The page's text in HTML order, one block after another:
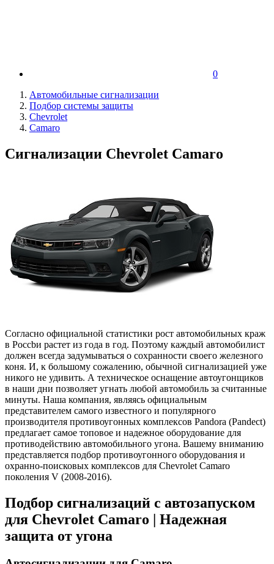
0
Автомобильные сигнализации
Подбор системы защиты
Chevrolet
Camaro
Сигнализации Chevrolet Camaro
Согласно официальной статистики рост автомобильных краж
в Россbи растет из года в год. Поэтому каждый автомобилист
должен всегда задумываться о сохранности своего железного
коня. И, к большому сожалению, обычной сигнализацией уже
никого не удивить. А техническое оснащение автоугонщиков
в наши дни позволяет угнать любой автомобиль за считанные
минуты. Наша компания, являясь официальным
представителем самого известного и популярного
производителя противоугонных комплексов Pandora (Pandect)
предлагает самое топовое и надежное оборудование для
противодействию автомобильного угона. Вашему вниманию
представляется подбор противоугонного оборудования и
охранно-поисковых комплексов для Chevrolet Camaro
поколения V (2008-2016).
Подбор сигнализаций с автозапуском
для Chevrolet Camaro | Надежная
защита от угона